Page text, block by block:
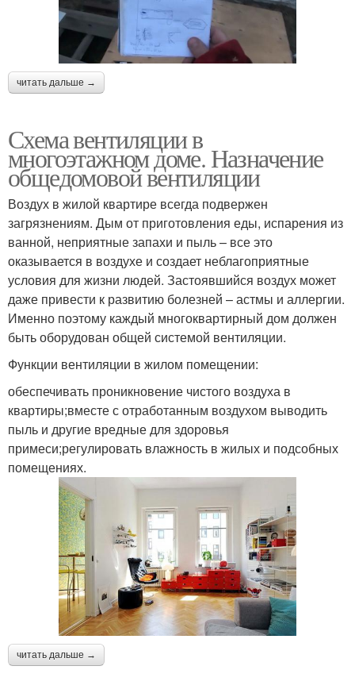
читать дальше →
Схема вентиляции в
многоэтажном доме. Назначение
общедомовой вентиляции
Воздух в жилой квартире всегда подвержен
загрязнениям. Дым от приготовления еды, испарения из
ванной, неприятные запахи и пыль – все это
оказывается в воздухе и создает неблагоприятные
условия для жизни людей. Застоявшийся воздух может
даже привести к развитию болезней – астмы и аллергии.
Именно поэтому каждый многоквартирный дом должен
быть оборудован общей системой вентиляции.
Функции вентиляции в жилом помещении:
обеспечивать проникновение чистого воздуха в
квартиры;вместе с отработанным воздухом выводить
пыль и другие вредные для здоровья
примеси;регулировать влажность в жилых и подсобных
помещениях.
читать дальше →